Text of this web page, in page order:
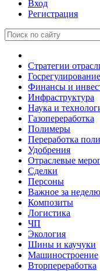
Вход
Регистрация
Стратегии
Госрегулирование
Финансы и
Инфраструктура
Наука и
Газопереработка
Полимеры
Переработка
Удобрения
Отраслевые
Сделки
Персоны
Важное за неделю
Композиты
Логистика
ЧП
Экология
Шины и каучуки
Машиностроение
Вторпереработка